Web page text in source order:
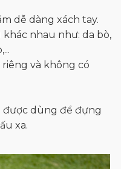
dễ dàng xách tay.
nhau như: da bò,
riêng và không có
được dùng để đựng
xa.